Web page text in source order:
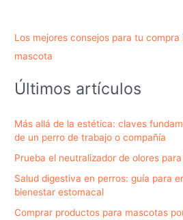
Los mejores consejos para tu
mascota
Últimos artículos
Más allá de la estética: claves
de un perro de trabajo o compañía
Prueba el neutralizador de olores
Salud digestiva en perros: guía para
bienestar estomacal
Comprar productos para mascotas